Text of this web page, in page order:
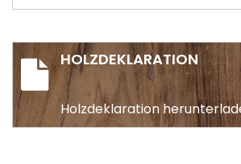
HOLZDEKLARATION
Holzdeklaration